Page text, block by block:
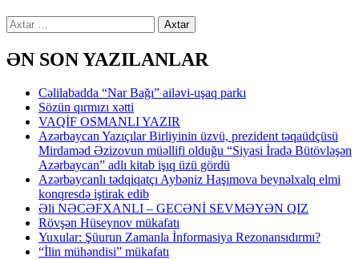
Axtarış:
ƏN SON YAZILANLAR
Cəlilabadda “Nar Bağı” ailəvi-uşaq parkı
Sözün qırmızı xətti
VAQİF OSMANLI YAZIR
Azərbaycan Yazıçılar Birliyinin üzvü, prezident təqaüdçüsü
Mirdaməd Əzizovun müəllifi olduğu “Siyasi İradə Bütövləşən
Azərbaycan” adlı kitab işıq üzü gördü
Azərbaycanlı tədqiqatçı Aybəniz Haşımova beynəlxalq elmi
konqresdə iştirak edib
Əli NƏCƏFXANLI – GECƏNİ SEVMƏYƏN QIZ
Rövşən Hüseynov mükafatı
Yuxular: Şüurun Zamanla İnformasiya Rezonansıdırmı?
“İlin mühəndisi” mükafatı